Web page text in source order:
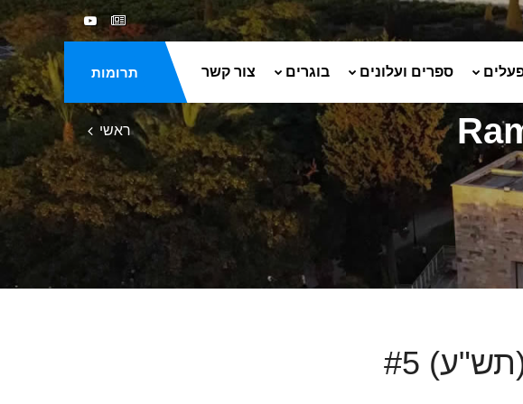
תרומות ספרים ועלונים בוגרים צור קשר
ראשי
#5